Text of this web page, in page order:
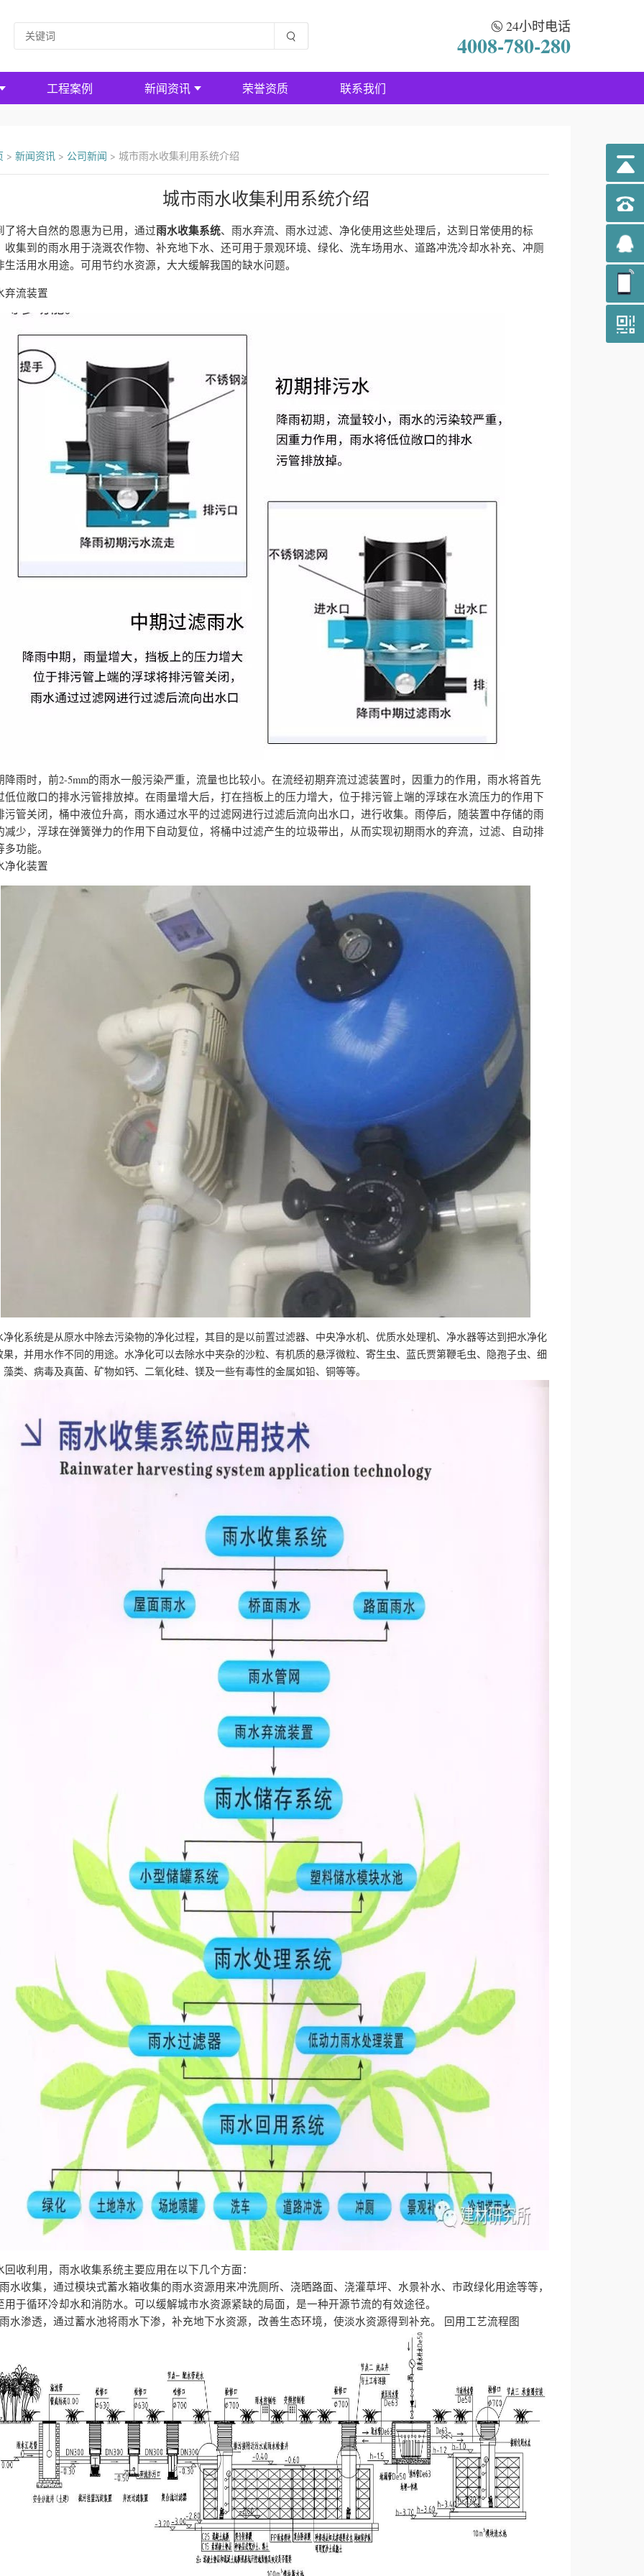
24小时电话
4008-780-280
工程案例 新闻资讯 荣誉资质 联系我们
> 新闻资讯> 公司新闻 > 城市雨水收集利用系统介绍
城市雨水收集利用系统介绍
了将大自然的恩惠为已用，通过雨水收集系统、雨水弃流、雨水过滤、净化使用这些处理后，达到日常使用的标
收集到的雨水用于浇溉农作物、补充地下水、还可用于景观环境、绿化、洗车场用水、道路冲洗冷却水补充、冲厕
生活用水用途。可用节约水资源，大大缓解我国的缺水问题。
弃流装置
降雨时，前2-5mm的雨水一般污染严重，流量也比较小。在流经初期弃流过滤装置时，因重力的作用，雨水将首先
低位敞口的排水污管排放掉。在雨量增大后，打在挡板上的压力增大，位于排污管上端的浮球在水流压力的作用下
污管关闭，桶中液位升高，雨水通过水平的过滤网进行过滤后流向出水口，进行收集。雨停后，随装置中存储的雨
减少，浮球在弹簧弹力的作用下自动复位，将桶中过滤产生的垃圾带出，从而实现初期雨水的弃流，过滤、自动排
多功能。
净化装置
净化系统是从原水中除去污染物的净化过程，其目的是以前置过滤器、中央净水机、优质水处理机、净水器等达到把水净化
果，并用水作不同的用途。水净化可以去除水中夹杂的沙粒、有机质的悬浮微粒、寄生虫、蓝氏贾第鞭毛虫、隐孢子虫、细
藻类、病毒及真菌、矿物如钙、二氧化硅、镁及一些有毒性的金属如铅、铜等等。
回收利用，雨水收集系统主要应用在以下几个方面：
水收集，通过模块式蓄水箱收集的雨水资源用来冲洗厕所、浇晒路面、浇灌草坪、水景补水、市政绿化用途等等，
用于循环冷却水和消防水。可以缓解城市水资源紧缺的局面，是一种开源节流的有效途径。
水渗透，通过蓄水池将雨水下渗，补充地下水资源，改善生态环境，使淡水资源得到补充。
回用工艺流程图